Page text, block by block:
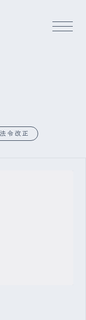
法令改正